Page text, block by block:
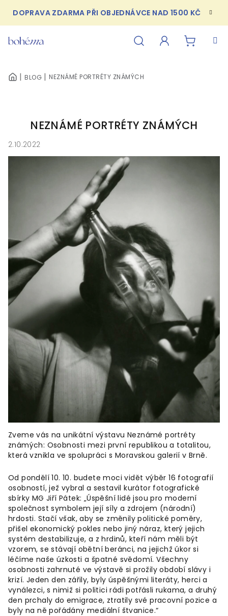
obsah
DOPRAVA ZDARMA PŘI OBJEDNÁVCE NAD 1500 KČ
DOMŮBLOG NEZNÁMÉ PORTRÉTY ZNÁMÝCH
NEZNÁMÉ PORTRÉTY ZNÁMÝCH
2.10.2022
Zveme vás na unikátní výstavu Neznámé portréty
známých: Osobnosti mezi první republikou a totalitou,
která vznikla ve spolupráci s Moravskou galerií v Brně.
Od pondělí 10. 10. budete moci vidět výběr 16 fotografií
osobností, jež vybral a sestavil kurátor fotografické
sbírky MG Jiří Pátek: „Úspěšní lidé jsou pro moderní
společnost symbolem její síly a zdrojem (národní)
hrdosti. Stačí však, aby se změnily politické poměry,
přišel ekonomický pokles nebo jiný náraz, který jejich
systém destabilizuje, a z hrdinů, kteří nám měli být
vzorem, se stávají obětní beránci, na jejichž úkor si
léčíme naše úzkosti a špatné svědomí. Všechny
osobnosti zahrnuté ve výstavě si prožily období slávy i
krizí. Jeden den zářily, byly úspěšnými literáty, herci a
vynálezci, s nimiž si politici rádi potřásli rukama, a druhý
den prchaly do emigrace, ztratily své pracovní pozice a
byly na ně pořádány mediální štvanice.“